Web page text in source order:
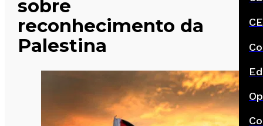
sobre
reconhecimento da
Palestina